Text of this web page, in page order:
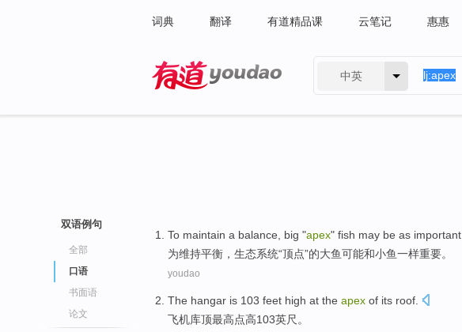
词典 翻译 有道精品课 云笔记 惠惠
中英
双语例句
全部
口语
书面语
论文
To maintain a balance , big "apex" fish may be as important
为维持平衡 ，生态系统“顶点”的大鱼可能和小鱼一样重要。
youdao
The hangar is 103 feet high at the apex of its roof
飞机库顶最高点高103英尺 。